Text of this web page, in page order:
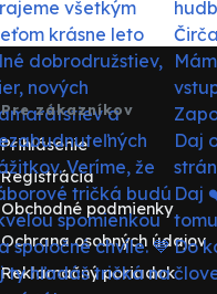
Pre zákazníkov
Prihlásenie
Registrácia
Obchodné podmienky
Ochrana osobných údajov
Reklamačný poriadok